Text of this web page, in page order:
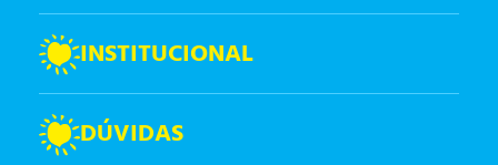
INSTITUCIONAL
DÚVIDAS